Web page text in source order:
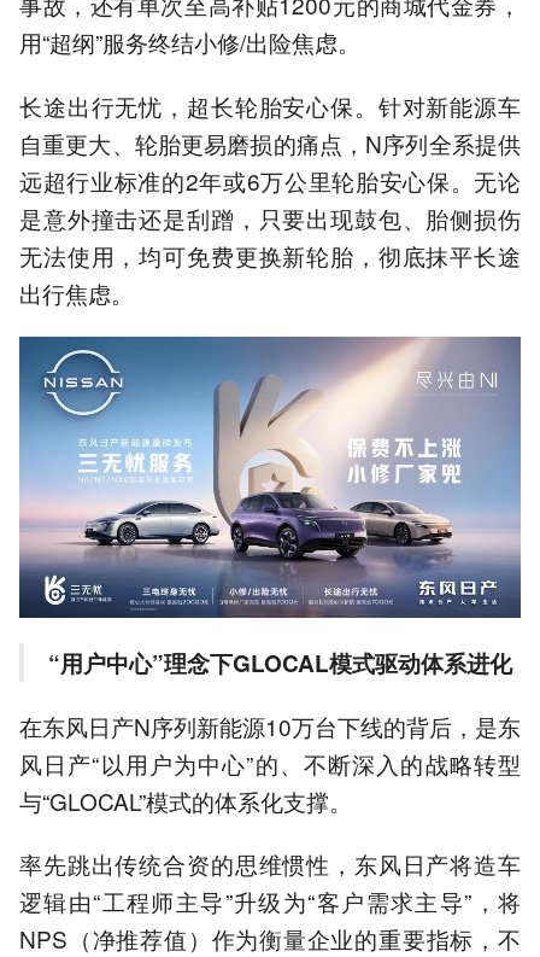
用“超纲”服务终结小修/出险焦虑。
长途出行无忧，超长轮胎安心保。针对新能源车
自重更大、轮胎更易磨损的痛点，N序列全系提供
远超行业标准的2年或6万公里轮胎安心保。无论
是意外撞击还是刮蹭，只要出现鼓包、胎侧损伤
无法使用，均可免费更换新轮胎，彻底抹平长途
出行焦虑。
“用户中心”理念下GLOCAL模式驱动体系进化
在东风日产N序列新能源10万台下线的背后，是东
风日产“以用户为中心”的、不断深入的战略转型
与“GLOCAL”模式的体系化支撑。
率先跳出传统合资的思维惯性，东风日产将造车
逻辑由“工程师主导”升级为“客户需求主导”，将
NPS（净推荐值）作为衡量企业的重要指标，不